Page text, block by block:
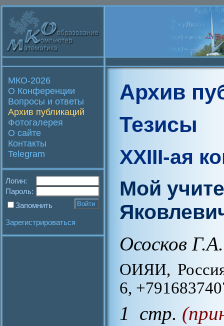
МКО-2026
О Конференции
Вопросы и ответы
Архив публикаций
Фотогалерея
О сайте
Контакты
Telegram
Логин:
Пароль:
Запомнить
Зарегистрироваться
Архив
Тезисы
XXIII-ая
Мой
Ососков Г.А.
ОИЯИ,
6,
1 стр.